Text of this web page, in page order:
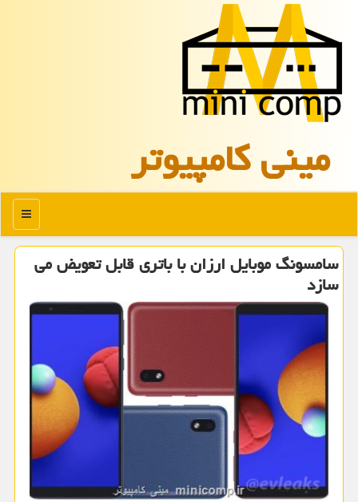
مینی كامپیوتر
منو
سامسونگ موبایل ارزان با باتری قابل تعویض می
سازد